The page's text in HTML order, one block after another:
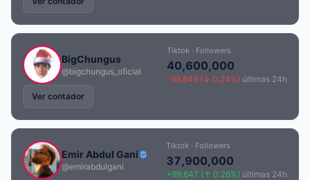
BigChungus
@bigchungus_oficial
Tiktok · Followers
40,600,000
-99,649 (↓ 0.24%) últimas 24h
Ver contador
Emir Abdul Gani
@emirabdulgani
Tiktok · Followers
37,900,000
+99,647 (↑ 0.26%) últimas 24h